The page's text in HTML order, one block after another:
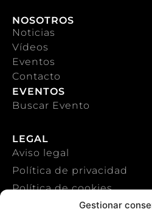
Gestionar
NOSOTROS
Noticias
Vídeos
Eventos
Contacto
EVENTOS
Buscar Evento
LEGAL
Aviso legal
Política de privacidad
Política de cookies